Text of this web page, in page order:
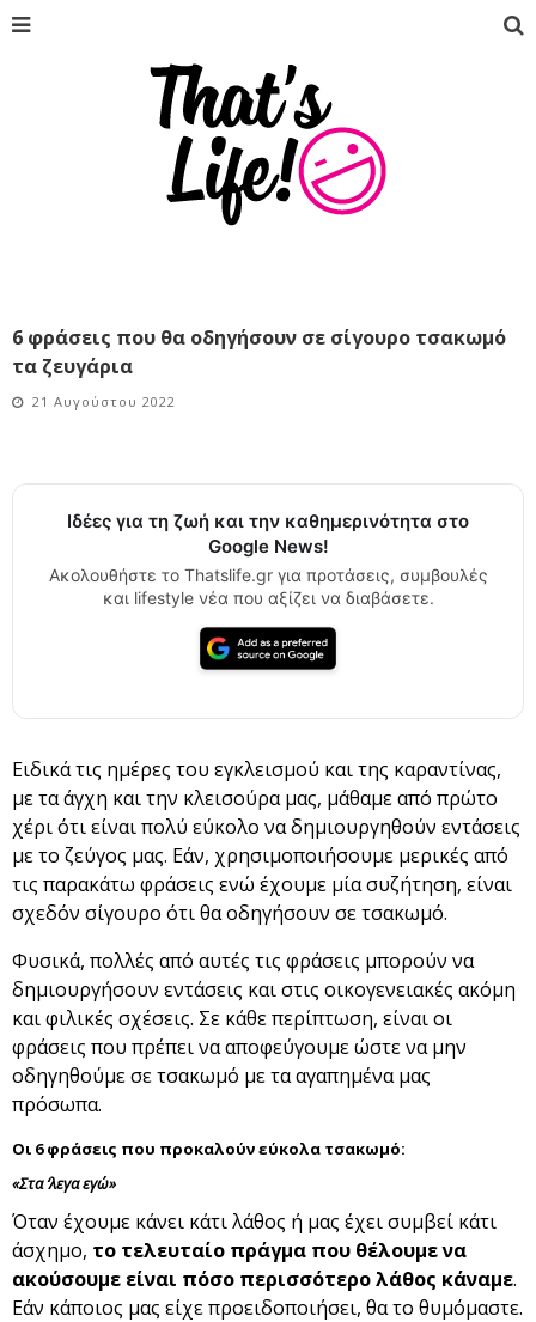
6 φράσεις που θα οδηγήσουν σε σίγουρο τσακωμό
τα ζευγάρια
21 Αυγούστου 2022
Ιδέες για τη ζωή και την καθημερινότητα στο
Google News!
Ακολουθήστε το Thatslife.gr για προτάσεις, συμβουλές
και lifestyle νέα που αξίζει να διαβάσετε.
Ειδικά τις ημέρες του εγκλεισμού και της καραντίνας,
με τα άγχη και την κλεισούρα μας, μάθαμε από πρώτο
χέρι ότι είναι πολύ εύκολο να δημιουργηθούν εντάσεις
με το ζεύγος μας. Εάν, χρησιμοποιήσουμε μερικές από
τις παρακάτω φράσεις ενώ έχουμε μία συζήτηση, είναι
σχεδόν σίγουρο ότι θα οδηγήσουν σε τσακωμό.
Φυσικά, πολλές από αυτές τις φράσεις μπορούν να
δημιουργήσουν εντάσεις και στις οικογενειακές ακόμη
και φιλικές σχέσεις. Σε κάθε περίπτωση, είναι οι
φράσεις που πρέπει να αποφεύγουμε ώστε να μην
οδηγηθούμε σε τσακωμό με τα αγαπημένα μας
πρόσωπα.
Οι 6 φράσεις που προκαλούν εύκολα τσακωμό:
«Στα ‘λεγα εγώ»
Όταν έχουμε κάνει κάτι λάθος ή μας έχει συμβεί κάτι
άσχημο, το τελευταίο πράγμα που θέλουμε να
ακούσουμε είναι πόσο περισσότερο λάθος κάναμε.
Εάν κάποιος μας είχε προειδοποιήσει, θα το θυμόμαστε.